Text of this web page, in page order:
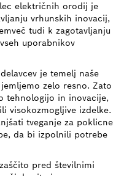
električnih orodij je
vrhunskih inovacij,
tudi k zagotavljanju
uporabnikov
je temelj naše
zelo resno. Zato
tehnologijo in inovacije,
visokozmogljive izdelke.
tveganje za poklicne
da bi izpolnili potrebe
pred številnimi